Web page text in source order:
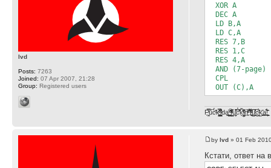
XOR A
DEC A
LD B,A
LD C,A
RES 7,B
RES 1,C
RES 4,A
AND (7-page)
CPL
OUT (C),A
F̞͖̭̿̔ͯu̐̅cͬ̑ͩk̨̤̳͇̮̭̪̠̽̿̓̆ͭͩ ̷̩̰͎̩͓̘̾̀ͬ̊ͭ͛ͅda̝̺͙̬͎̝̾͟ ̰̜̝̯͉̯̖̓̎́ͨ̽ͫ͟f̟͇̭̀ͬͨͭ̐̚u̹̼̹̗̞͑̔͂͐̚cͭ̅̊̆̒̆ǩ̝̩̯́ͥ̔̍̑ḭ͓͍̳̬ͦ̽͂n͍͎͈̈̅ͩͬ ̊ͫ̂̾̑̈́f̲͚͉͓͗̋́ͧͦ̅ȗ͇̲̻͈̲̅̎͗͒ͭ͡c̬̟̠̹̯̈́ͩ͘ͅk̫̠̻̋͜a̲͒̾̇!͙͕̺͉̗̩̲̂̏̄̀
lvd
Posts: 7263
Joined: 07 Apr 2007, 21:28
Group: Registered users
bylvd » 01 Feb
Кстати, ответ на